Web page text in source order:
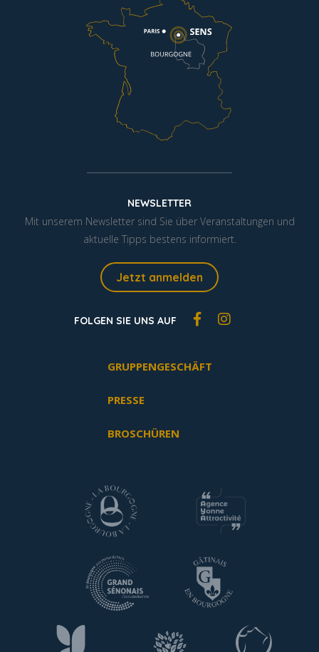
NEWSLETTER
Mit unserem Newsletter sind Sie über Veranstaltungen und
aktuelle Tipps bestens informiert.
Jetzt anmelden
FOLGEN SIE UNS AUF
GRUPPENGESCHÄFT
PRESSE
BROSCHÜREN